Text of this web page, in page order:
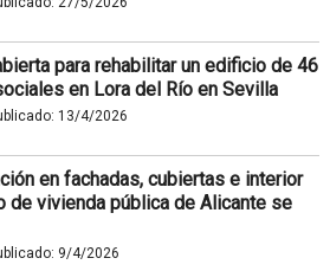
para rehabilitar un edificio de 46
en Lora del Río en Sevilla
13/4/2026
en fachadas, cubiertas e interior
de vivienda pública de Alicante se
9/4/2026